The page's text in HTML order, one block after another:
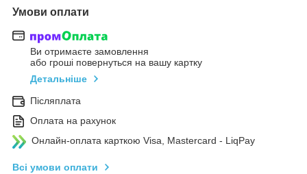
Умови оплати
Ви отримаєте замовлення
або гроші повернуться на вашу картку
Детальніше
Післяплата
Оплата на рахунок
Онлайн-оплата карткою Visa, Mastercard - LiqPay
Всі умови оплати